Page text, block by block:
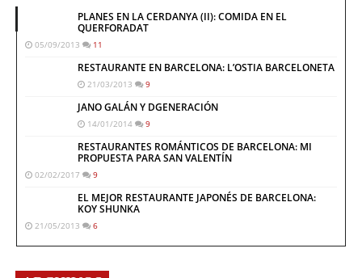
PLANES EN LA CERDANYA (II): COMIDA EN EL
QUERFORADAT
05/09/2013 11
RESTAURANTE EN BARCELONA: L’OSTIA BARCELONETA
21/03/2013 9
JANO GALÁN Y DGENERACIÓN
14/01/2014 9
RESTAURANTES ROMÁNTICOS DE BARCELONA: MI
PROPUESTA PARA SAN VALENTÍN
02/02/2017 9
EL MEJOR RESTAURANTE JAPONÉS DE BARCELONA:
KOY SHUNKA
21/05/2013 6